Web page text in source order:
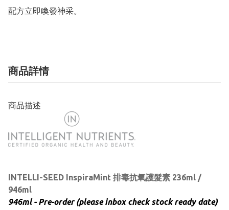
配方立即喚發神采。
商品詳情
商品描述
INTELLI-SEED InspiraMint 排毒抗氧護髮素 236ml /
946ml
946ml - Pre-order (please inbox check stock ready date)